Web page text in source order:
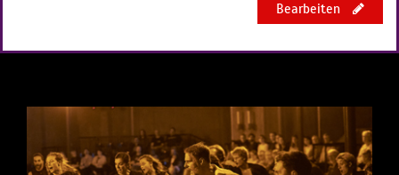
Bearbeiten